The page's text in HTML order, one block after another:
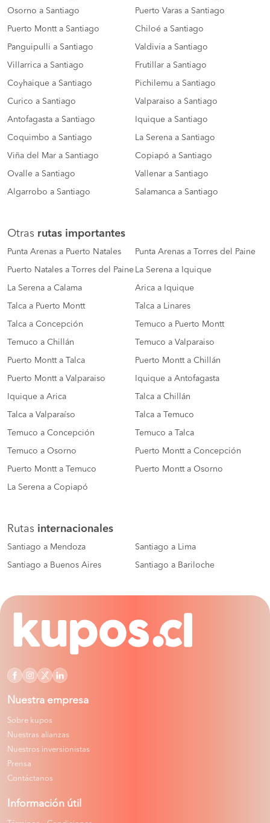
Osorno a Santiago Puerto Varas a Santiago
Puerto Montt a Santiago Chiloé a Santiago
Panguipulli a Santiago Valdivia a Santiago
Villarrica a Santiago Frutillar a Santiago
Coyhaique a Santiago Pichilemu a Santiago
Curico a Santiago Valparaiso a Santiago
Antofagasta a Santiago Iquique a Santiago
Coquimbo a Santiago La Serena a Santiago
Viña del Mar a Santiago Copiapó a Santiago
Ovalle a Santiago Vallenar a Santiago
Algarrobo a Santiago Salamanca a Santiago
Otras rutas importantes
Punta Arenas a Puerto Natales Punta Arenas a Torres del Paine
Puerto Natales a Torres del Paine La Serena a Iquique
La Serena a Calama Arica a Iquique
Talca a Puerto Montt Talca a Linares
Talca a Concepción Temuco a Puerto Montt
Temuco a Chillán Temuco a Valparaiso
Puerto Montt a Talca Puerto Montt a Chillán
Puerto Montt a Valparaiso Iquique a Antofagasta
Iquique a Arica Talca a Chillán
Talca a Valparaíso Talca a Temuco
Temuco a Concepción Temuco a Talca
Temuco a Osorno Puerto Montt a Concepción
Puerto Montt a Temuco Puerto Montt a Osorno
La Serena a Copiapó
Rutas internacionales
Santiago a Mendoza Santiago a Lima
Santiago a Buenos Aires Santiago a Bariloche
Nuestra empresa
Sobre kupos
Nuestras alianzas
Nuestros inversionistas
Prensa
Contáctanos
Información útil